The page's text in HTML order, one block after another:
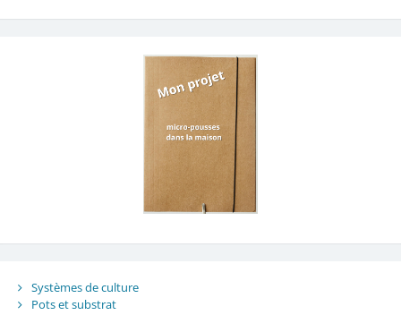
Systèmes de culture
Pots et substrat